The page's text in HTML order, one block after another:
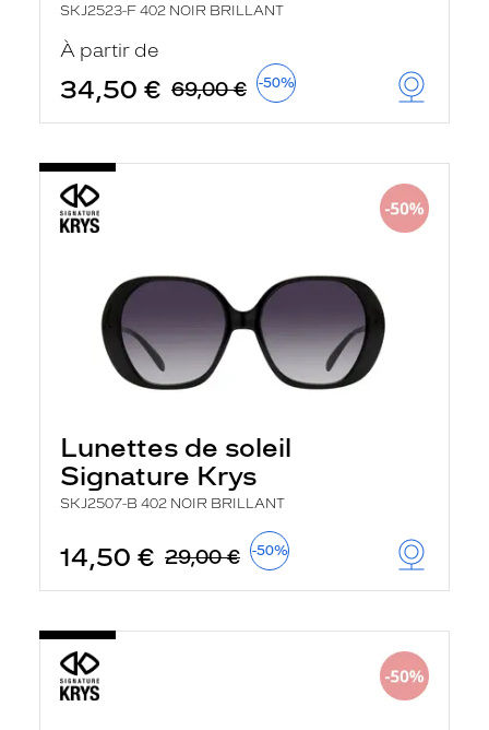
SKJ2523-F 402 NOIR BRILLANT
À partir de
34,50 € 69,00 € -50%
Lunettes de soleil
Signature Krys
SKJ2507-B 402 NOIR BRILLANT
14,50 € 29,00 € -50%